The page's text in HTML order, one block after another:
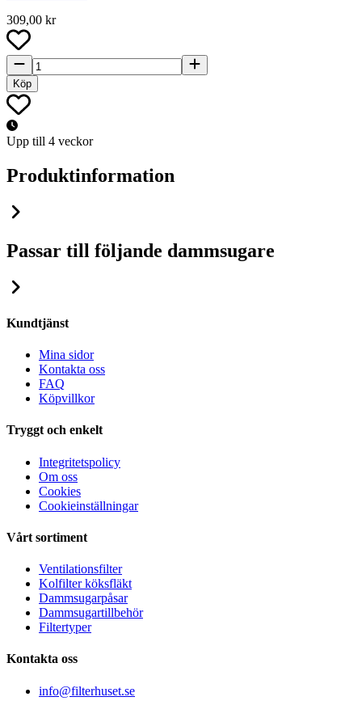
309,00 kr
Köp
Upp till 4 veckor
Produktinformation
Passar till följande dammsugare
Kundtjänst
Mina sidor
Kontakta oss
FAQ
Köpvillkor
Tryggt och enkelt
Integritetspolicy
Om oss
Cookies
Cookieinställningar
Vårt sortiment
Ventilationsfilter
Kolfilter köksfläkt
Dammsugarpåsar
Dammsugartillbehör
Filtertyper
Kontakta oss
info@filterhuset.se